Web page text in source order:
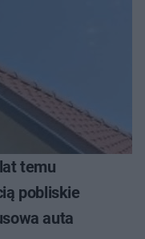
temu
pobliskie
auta